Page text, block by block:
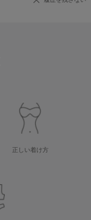
正しい着け方